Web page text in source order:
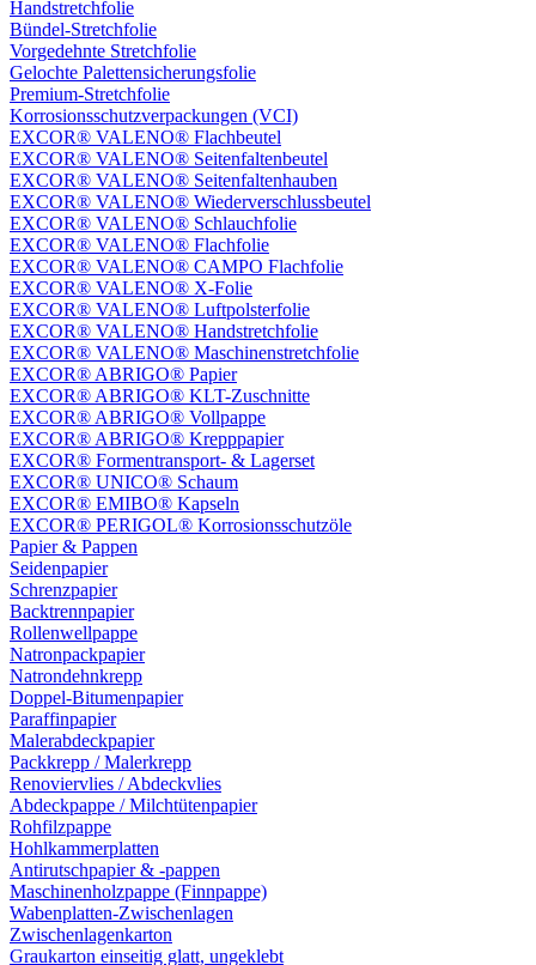
Handstretchfolie
Bündel-Stretchfolie
Vorgedehnte Stretchfolie
Gelochte Palettensicherungsfolie
Premium-Stretchfolie
Korrosionsschutzverpackungen (VCI)
EXCOR® VALENO® Flachbeutel
EXCOR® VALENO® Seitenfaltenbeutel
EXCOR® VALENO® Seitenfaltenhauben
EXCOR® VALENO® Wiederverschlussbeutel
EXCOR® VALENO® Schlauchfolie
EXCOR® VALENO® Flachfolie
EXCOR® VALENO® CAMPO Flachfolie
EXCOR® VALENO® X-Folie
EXCOR® VALENO® Luftpolsterfolie
EXCOR® VALENO® Handstretchfolie
EXCOR® VALENO® Maschinenstretchfolie
EXCOR® ABRIGO® Papier
EXCOR® ABRIGO® KLT-Zuschnitte
EXCOR® ABRIGO® Vollpappe
EXCOR® ABRIGO® Krepppapier
EXCOR® Formentransport- & Lagerset
EXCOR® UNICO® Schaum
EXCOR® EMIBO® Kapseln
EXCOR® PERIGOL® Korrosionsschutzöle
Papier & Pappen
Seidenpapier
Schrenzpapier
Backtrennpapier
Rollenwellpappe
Natronpackpapier
Natrondehnkrepp
Doppel-Bitumenpapier
Paraffinpapier
Malerabdeckpapier
Packkrepp / Malerkrepp
Renoviervlies / Abdeckvlies
Abdeckpappe / Milchtütenpapier
Rohfilzpappe
Hohlkammerplatten
Antirutschpapier & -pappen
Maschinenholzpappe (Finnpappe)
Wabenplatten-Zwischenlagen
Zwischenlagenkarton
Graukarton einseitig glatt, ungeklebt